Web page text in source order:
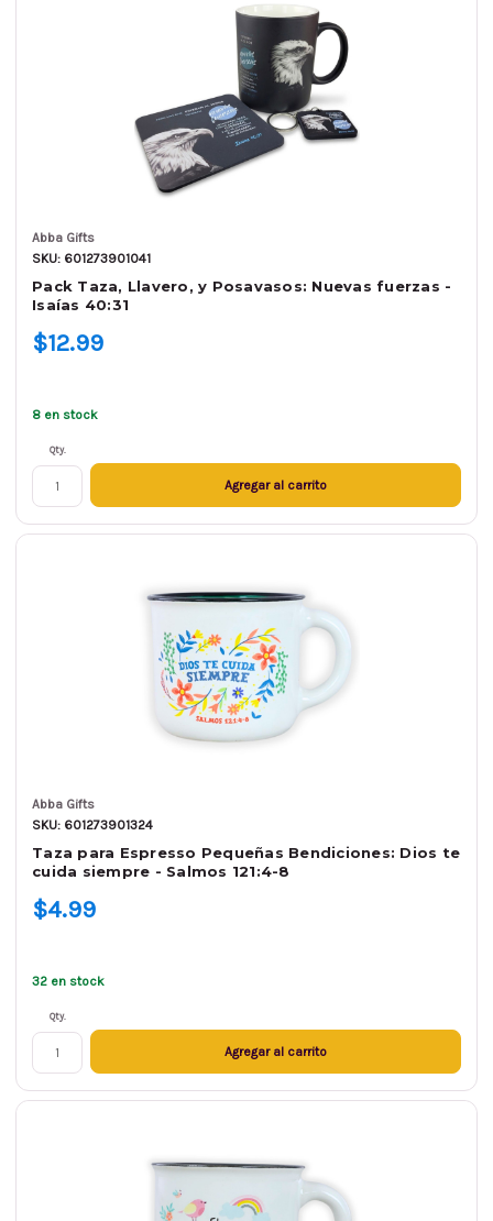
Abba Gifts
SKU: 601273901041
Pack Taza, Llavero, y Posavasos: Nuevas fuerzas -
Isaías 40:31
$12.99
8 en stock
Qty.
Agregar al carrito
Abba Gifts
SKU: 601273901324
Taza para Espresso Pequeñas Bendiciones: Dios te
cuida siempre - Salmos 121:4-8
$4.99
32 en stock
Qty.
Agregar al carrito